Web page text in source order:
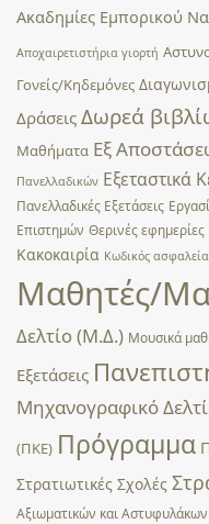
Ακαδημίες Εμπορικού
Αποχαιρετιστήρια γιορτή
Γονείς/Κηδεμόνες
Δράσεις Δωρεά
Μαθήματα Εξ
Πανελλαδικών Εξεταστικά
Πανελλαδικές Εξετάσεις
Επιστημών Θερινές εφημερίες
Κακοκαιρία Κωδικός
Μαθητές/
Δελτίο (Μ.Δ.) Μουσικά
Εξετάσεις
Μηχανογραφικό
(ΠΚΕ) Πρόγραμμα
Στρατιωτικές Σχολές
Αξιωματικών και Αστυφυλάκων